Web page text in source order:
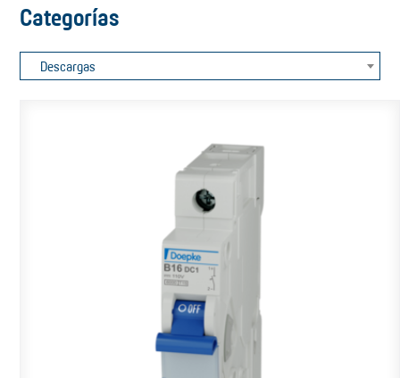
Categorías
Descargas